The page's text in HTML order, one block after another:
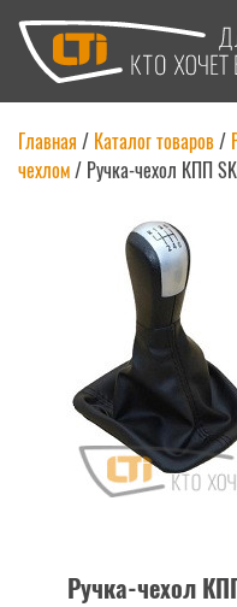
Главная / Каталог товаров/
чехлом/ Ручка-чехол КПП
Ручка-чехол